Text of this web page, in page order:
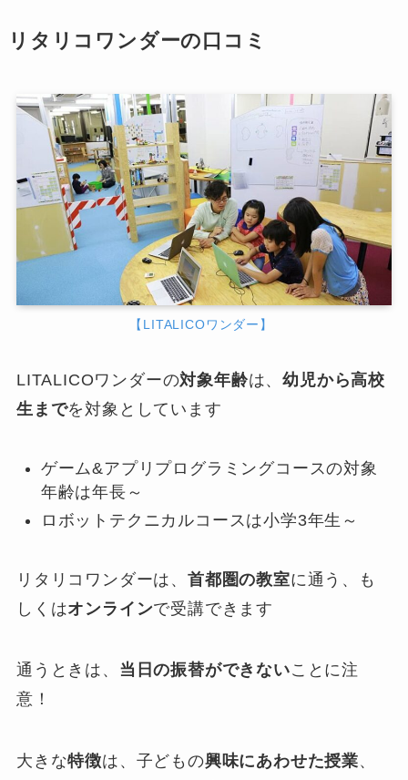
リタリコワンダーの口コミ
【LITALICOワンダー】
LITALICOワンダーの対象年齢は、幼児から高校
生までを対象としています
ゲーム&アプリプログラミングコースの対象
年齢は年長～
ロボットテクニカルコースは小学3年生～
リタリコワンダーは、 首都圏の教室に通う、も
しくはオンラインで受講できます
通うときは、 当日の振替ができないことに注
意！
大きな特徴は、子どもの興味にあわせた授業、